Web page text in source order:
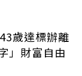
歲達標辦離
」財富自由